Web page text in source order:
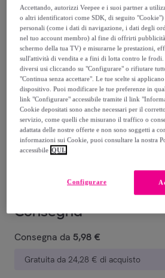
12,90 €
- 5%
105 WARM
HONEY
104
NATURAL
103 MEDIUM
BEIGE
Venduto daWYCON cosmetics
Consegna
Consegna da 5,98 €
Gratuita da 24,28 € di acquisto
Accettando, autorizzi Veepee e i suoi partner a
o altri identificatori come SDK, di seguito "Cookie")
personali (come i dati di navigazione, i dati degli
nel tuo account membro) al fine di offrirti pubblicità
schermo della tua TV) e misurarne le prestazioni,
sull'attività di vendita e a fini di lotta contro le frodi.
diversi usi cliccando su "Configurare" o rifiutare
"Continua senza accettare". Le tue scelte si
dispositivo. Puoi modificare le tue preferenze in
link "Configurare" accessibile tramite il link
Cookie depositati sono anche necessari per il
servizio, come quelli che misurano il traffico o
adattata delle nostre offerte e non sono soggetti a
informazioni sui Cookie, puoi consultare la nostra
accessibile QUI.
Configurare